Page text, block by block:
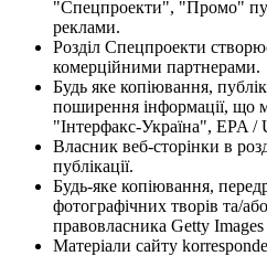
"Спецпроекти", "Промо"
реклами.
Розділ Спецпроекти
комерційними партнерами.
Будь яке копіювання,
поширення інформації, що
"Інтерфакс-Україна", EPA /
Власник веб-сторінки в
публікації.
Будь-яке копіювання,
фотографічних творів та/
правовласника Getty Images
Матеріали сайту